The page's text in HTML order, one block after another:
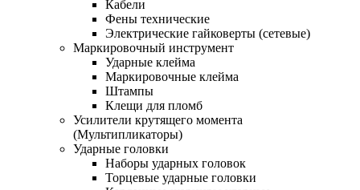
Кабели
Фены технические
Электрические гайковерты (сетевые)
Маркировочный инструмент
Ударные клейма
Маркировочные клейма
Штампы
Клещи для пломб
Усилители крутящего момента
(Мультипликаторы)
Ударные головки
Наборы ударных головок
Торцевые ударные головки